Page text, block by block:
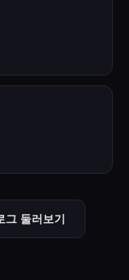
그 둘러보기